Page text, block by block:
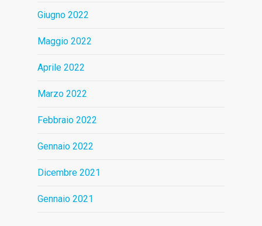
Giugno 2022
Maggio 2022
Aprile 2022
Marzo 2022
Febbraio 2022
Gennaio 2022
Dicembre 2021
Gennaio 2021